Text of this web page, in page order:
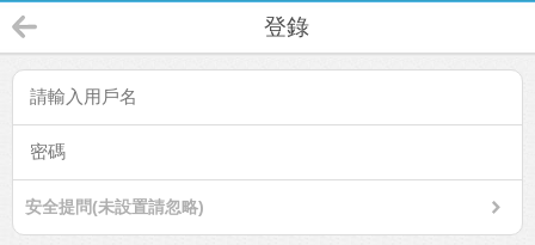
登錄
安全提問(未設置請忽略)